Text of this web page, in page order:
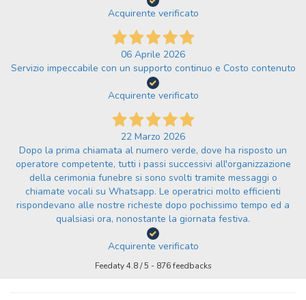
Acquirente verificato
06 Aprile 2026
Servizio impeccabile con un supporto continuo e Costo contenuto
Acquirente verificato
22 Marzo 2026
Dopo la prima chiamata al numero verde, dove ha risposto un
operatore competente, tutti i passi successivi all'organizzazione
della cerimonia funebre si sono svolti tramite messaggi o
chiamate vocali su Whatsapp. Le operatrici molto efficienti
rispondevano alle nostre richeste dopo pochissimo tempo ed a
qualsiasi ora, nonostante la giornata festiva.
Acquirente verificato
Feedaty4.8/5 - 876feedbacks